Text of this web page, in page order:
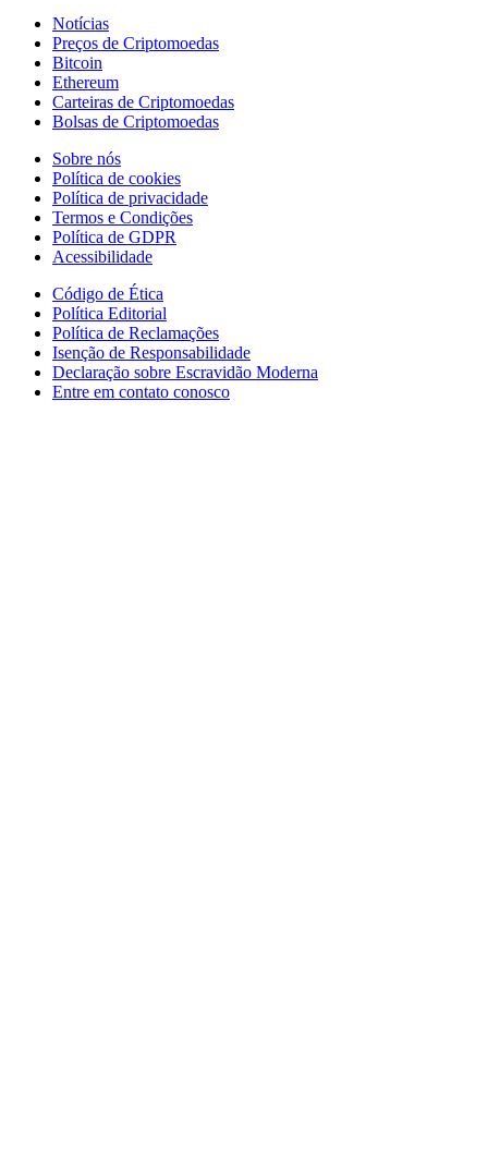
Notícias
Preços de Criptomoedas
Bitcoin
Ethereum
Carteiras de Criptomoedas
Bolsas de Criptomoedas
Sobre nós
Política de cookies
Política de privacidade
Termos e Condições
Política de GDPR
Acessibilidade
Código de Ética
Política Editorial
Política de Reclamações
Isenção de Responsabilidade
Declaração sobre Escravidão Moderna
Entre em contato conosco